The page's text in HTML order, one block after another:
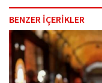
BENZER İÇERİKLER